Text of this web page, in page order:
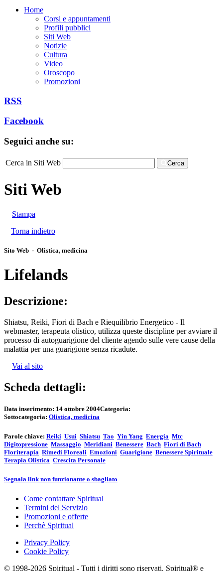
Home
Corsi e appuntamenti
Profili pubblici
Siti Web
Notizie
Cultura
Video
Oroscopo
Promozioni
RSS
Facebook
Seguici anche su:
Cerca in Siti Web Cerca
Siti Web
Stampa
Torna indietro
Sito Web - Olistica, medicina
Lifelands
Descrizione:
Shiatsu, Reiki, Fiori di Bach e Riequilibrio Energetico - Il
webmaster, terapeuta olistico, utilizza queste discipline per avviare il
processo di autoguarigione del cliente agendo sulle vere cause della
malattia per una guarigione senza ricadute.
Vai al sito
Scheda dettagli:
Data inserimento: 14 ottobre 2004Categoria:
Sottocategoria: Olistica, medicina
Parole chiave: Reiki Usui Shiatsu Tao Yin Yang Energia Mtc
Digitopressione Massaggio Meridiani Benessere Bach Fiori di Bach
Floriterapia Rimedi Floreali Emozioni Guarigione Benessere Spirituale
Terapia Olistica Crescita Personale
Segnala link non funzionante o sbagliato
Come contattare Spiritual
Termini del Servizio
Promozioni e offerte
Perchè Spiritual
Privacy Policy
Cookie Policy
© 1998-2026 Spiritual - Tutti i diritti sono riservati. Spiritual® e